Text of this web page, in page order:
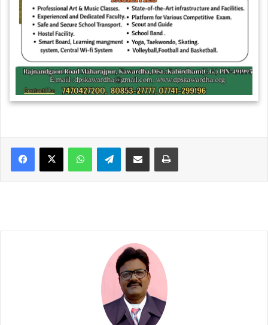
WhatsAppTelegramShare via Email Print